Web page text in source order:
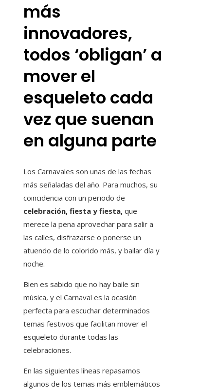
más
innovadores,
todos ‘obligan’ a
mover el
esqueleto cada
vez que suenan
en alguna parte
Los Carnavales son unas de las fechas
más señaladas del año. Para muchos, su
coincidencia con un periodo de
celebración, fiesta y fiesta, que
merece la pena aprovechar para salir a
las calles, disfrazarse o ponerse un
atuendo de lo colorido más, y bailar día y
noche.
Bien es sabido que no hay baile sin
música, y el Carnaval es la ocasión
perfecta para escuchar determinados
temas festivos que facilitan mover el
esqueleto durante todas las
celebraciones.
En las siguientes líneas repasamos
algunos de los temas más emblemáticos